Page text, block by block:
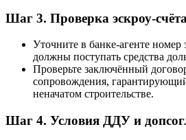
Шаг 3. Проверка эскроу-счёта
Уточните в банке-агенте номер
должны поступать средства
Проверьте заключённый
сопровождения,
неначатом строительстве.
Шаг 4. Условия ДДУ и